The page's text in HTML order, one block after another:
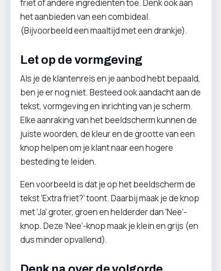
friet of andere ingrediënten toe. Denk ook aan
het aanbieden van een combideal.
(Bijvoorbeeld een maaltijd met een drankje).
Let op de vormgeving
Als je de klantenreis en je aanbod hebt bepaald,
ben je er nog niet. Besteed ook aandacht aan de
tekst, vormgeving en inrichting van je scherm.
Elke aanraking van het beeldscherm kunnen de
juiste woorden, de kleur en de grootte van een
knop helpen om je klant naar een hogere
besteding te leiden.
Een voorbeeld is dat je op het beeldscherm de
tekst ‘Extra friet?’ toont. Daarbij maak je de knop
met ‘Ja’ groter, groen en helderder dan ‘Nee’-
knop. Deze ‘Nee’-knop maak je klein en grijs (en
dus minder opvallend).